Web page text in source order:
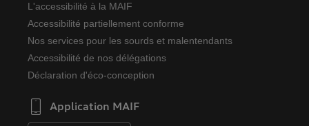
L'accessibilité à la MAIF
Accessibilité partiellement conforme
Nos services pour les sourds et malentendants
Accessibilité de nos délégations
Déclaration d'éco-conception
Application MAIF